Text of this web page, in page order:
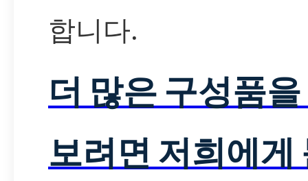
합니다.
더 많은 구성품
보려면 저희에게